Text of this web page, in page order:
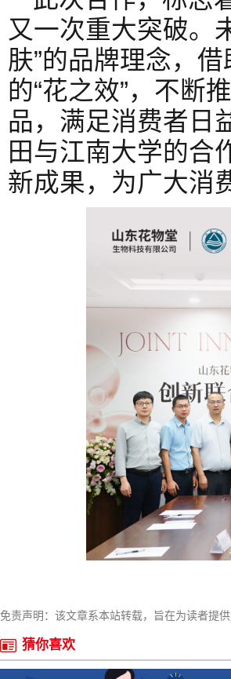
又一次重大突破。
肤”的品牌理念，
的“花之效”，不断
品，满足消费者日
田与江南大学的合
新成果，为广大消
免责声明：该文章系本站转载，旨在为读者提
猜你喜欢